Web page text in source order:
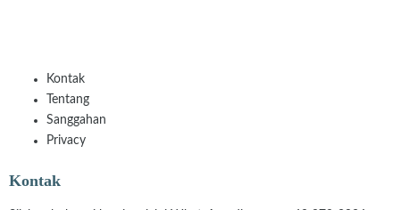
Kontak
Tentang
Sanggahan
Privacy
Kontak